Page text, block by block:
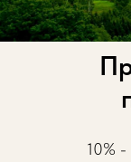
10% -